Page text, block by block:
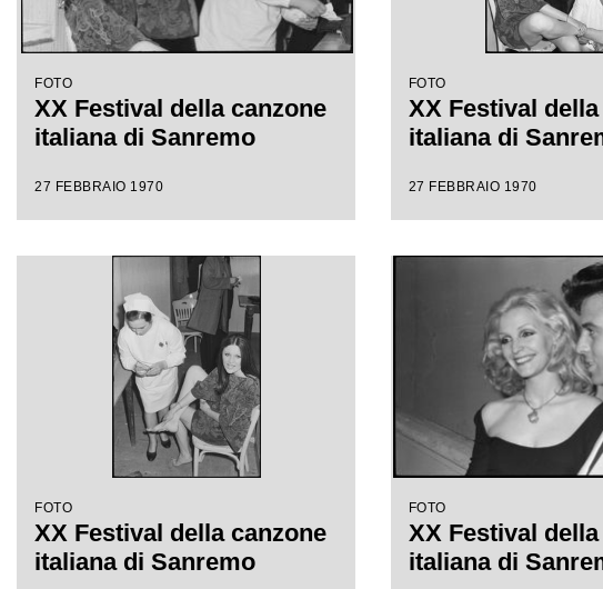
FOTO
XX Festival della canzone
italiana di Sanremo
27 FEBBRAIO 1970
FOTO
XX Festival
italiana di
27 FEBBRAIO 1970
FOTO
XX Festival della canzone
italiana di Sanremo
FOTO
XX Festival
italiana di